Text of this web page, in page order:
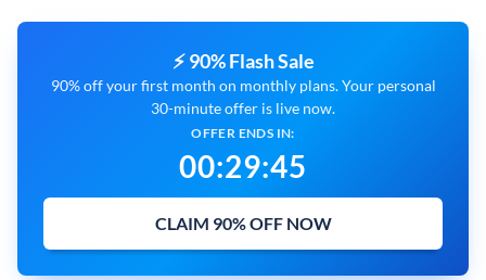
⚡ 90% Flash Sale
90% off your first month on monthly plans. Your personal
30-minute offer is live now.
OFFER ENDS IN:
00:29:45
CLAIM 90% OFF NOW